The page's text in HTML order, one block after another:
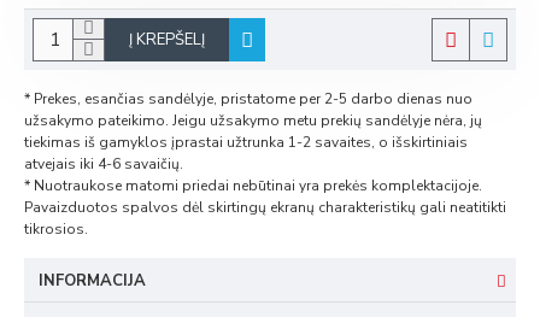
Į KREPŠELĮ
* Prekes, esančias sandėlyje, pristatome per 2-5 darbo dienas nuo
užsakymo pateikimo. Jeigu užsakymo metu prekių sandėlyje nėra, jų
tiekimas iš gamyklos įprastai užtrunka 1-2 savaites, o išskirtiniais
atvejais iki 4-6 savaičių.
* Nuotraukose matomi priedai nebūtinai yra prekės komplektacijoje.
Pavaizduotos spalvos dėl skirtingų ekranų charakteristikų gali neatitikti
tikrosios.
INFORMACIJA